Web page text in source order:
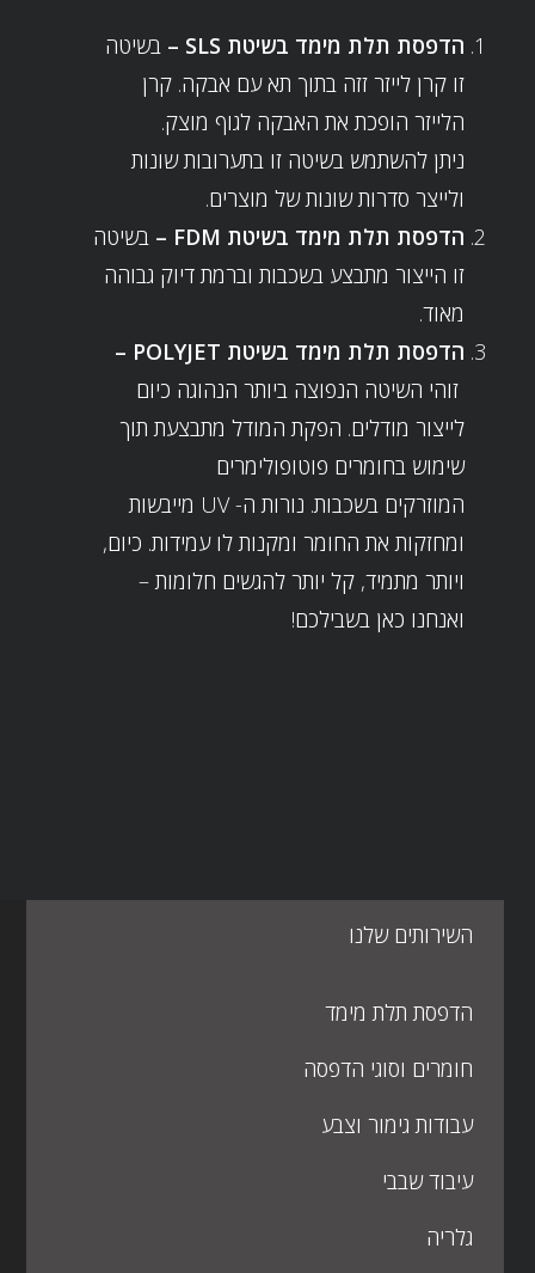
הדפסת תלת מימד בשיטת SLS –
בשיטה
זו קרן לייזר זזה בתוך תא עם אבקה. קרן
הלייזר הופכת את האבקה לגוף מוצק.
ניתן להשתמש בשיטה זו בתערובות שונות
ולייצר סדרות שונות של מוצרים.
הדפסת תלת מימד בשיטת FDM –
בשיטה
זו הייצור מתבצע בשכבות וברמת דיוק גבוהה
מאוד.
הדפסת תלת מימד בשיטת POLYJET –
זוהי השיטה הנפוצה ביותר הנהוגה כיום
לייצור מודלים. הפקת המודל מתבצעת תוך
שימוש בחומרים פוטופולימרים
המוזרקים בשכבות. נורות ה- UV מייבשות
ומחזקות את החומר ומקנות לו עמידות. כיום,
ויותר מתמיד, קל יותר להגשים חלומות –
ואנחנו כאן בשבילכם!
השירותים שלנו
הדפסת תלת מימד
חומרים וסוגי הדפסה
עבודות גימור וצבע
עיבוד שבבי
גלריה